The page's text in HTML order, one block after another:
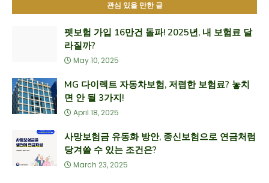
관심 있을 만한 글
펫보험 가입 16만건 돌파! 2025년, 내 보험료 달
라질까?
May 10, 2025
MG 다이렉트 자동차보험, 저렴한 보험료? 놓치
면 안 될 3가지!
April 18, 2025
사망보험금 유동화 방안, 종신보험으로 연금처럼
당겨쓸 수 있는 조건은?
March 23, 2025